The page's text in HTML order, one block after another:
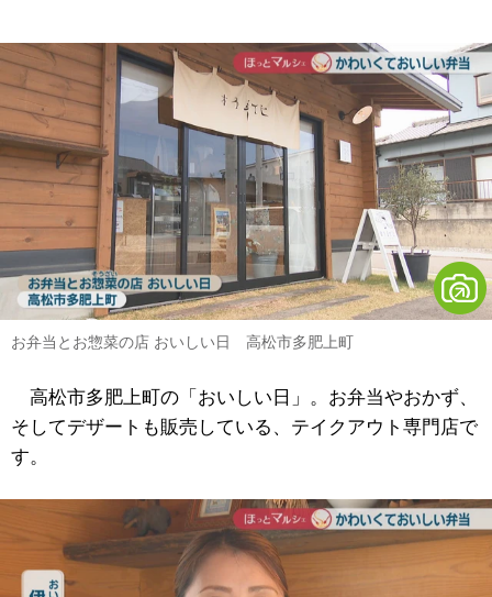
お弁当とお惣菜の店 おいしい日 高松市多肥上町
高松市多肥上町の「おいしい日」。お弁当やおかず、
そしてデザートも販売している、テイクアウト専門店で
す。